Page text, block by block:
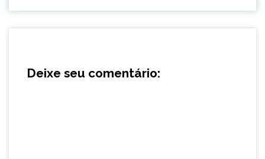
Deixe seu comentário: